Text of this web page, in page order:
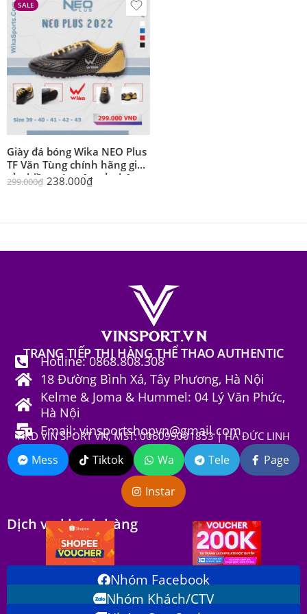
SALE
Giày đá bóng Wika NEO Plus
TF Văn Tùng chính hãng giá
rẻ nhiều màu sân cỏ nhân
299.000₫ 238.000₫
TRANG TIẾP THỊ HÀNG THỂ THAO AUTHENTIC
Hotline: 0868.808.308
18 Đường Bình Xá, Tây Phương, Hà Nội
Kelme & Joma & Hummel: 04 Lý Văn Phức,
Hà Nội
Email: vinsportshopvn@gmail.com
HKD VIN SPORT VN, MST: 006099001853 | HÀ ĐỨC LINH
Mess Tiktok Wa Tele Page
Instar
Dịch vụ khách hàng
Nhóm Facebook
Nhóm Khách/CTV